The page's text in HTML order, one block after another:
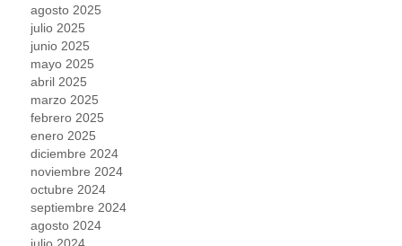
agosto 2025
julio 2025
junio 2025
mayo 2025
abril 2025
marzo 2025
febrero 2025
enero 2025
diciembre 2024
noviembre 2024
octubre 2024
septiembre 2024
agosto 2024
julio 2024